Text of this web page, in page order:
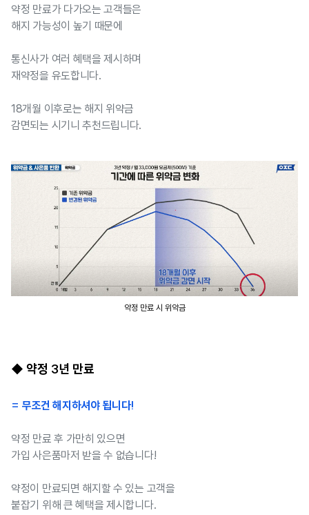
약정 만료가 다가오는 고객들은
해지 가능성이 높기 때문에
통신사가 여러 혜택을 제시하며
재약정을 유도합니다.
18개월 이후로는 해지 위약금
감면되는 시기니 추천드립니다.
약정 만료 시 위약금
◆ 약정 3년 만료
= 무조건 해지하셔야 됩니다!
약정 만료 후 가만히 있으면
가입 사은품마저 받을 수 없습니다!
약정이 만료되면 해지할 수 있는 고객을
붙잡기 위해 큰 혜택을 제시합니다.